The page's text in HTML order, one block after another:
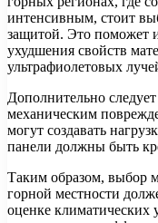
интенсивным, стоит
защитой. Это поможет
ухудшения свойств
ультрафиолетовых
Дополнительно
механическим
могут создавать
панели должны быть
Таким образом, выбор
горной местности
оценке климатических